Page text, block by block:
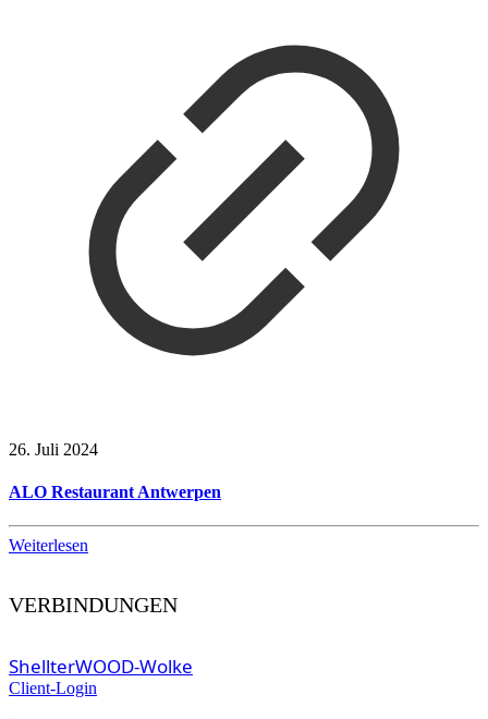
26. Juli 2024
ALO Restaurant Antwerpen
Weiterlesen
VERBINDUNGEN
ShellterWOOD-Wolke
Client-Login